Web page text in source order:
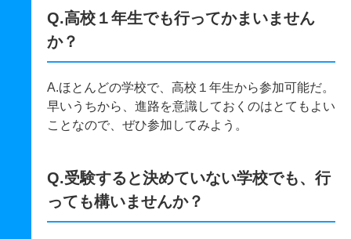
Q.高校１年生でも行ってかまいません
か？
A.ほとんどの学校で、高校１年生から参加可能だ。
早いうちから、進路を意識しておくのはとてもよい
ことなので、ぜひ参加してみよう。
Q.受験すると決めていない学校でも、行
っても構いませんか？